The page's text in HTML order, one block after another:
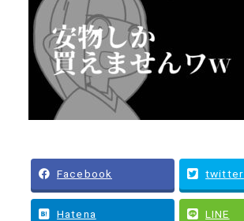
Facebook twitter
Hatena LINE